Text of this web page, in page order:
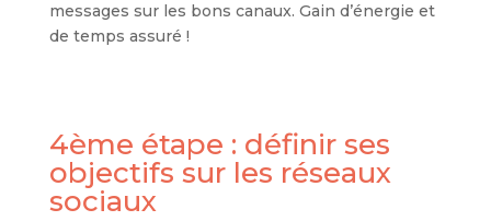
messages sur les bons canaux. Gain d’énergie et
de temps assuré !
4ème étape : définir ses
objectifs sur les réseaux
sociaux